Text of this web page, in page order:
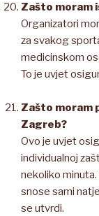
Zašto moram
Organizatori
za svakog
medicinskom
To je uvjet
Zašto moram
Zagreb?
Ovo je uvjet
individualnoj
nekoliko
snose sami
se utvrdi.